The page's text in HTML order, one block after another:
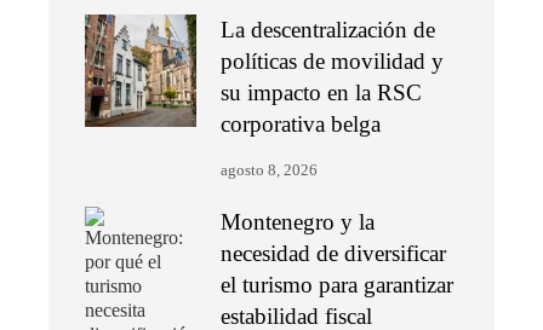
La descentralización de
políticas de movilidad y
su impacto en la RSC
corporativa belga
agosto 8, 2026
Montenegro y la
necesidad de diversificar
el turismo para garantizar
estabilidad fiscal